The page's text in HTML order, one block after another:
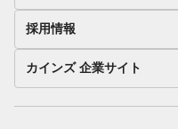
採用情報
カインズ 企業サイト